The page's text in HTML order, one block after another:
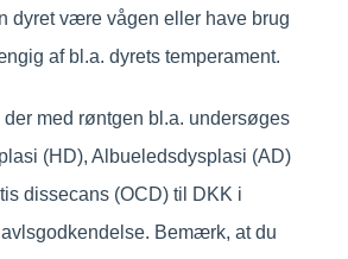
dyret være vågen eller have brug
af bl.a. dyrets temperament.
med røntgen bl.a. undersøges
(HD), Albueledsdysplasi (AD)
dissecans (OCD) til DKK i
Bemærk, at du